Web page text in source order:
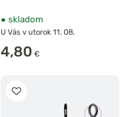
● skladom
U Vás v utorok 11. 08.
4,80 €